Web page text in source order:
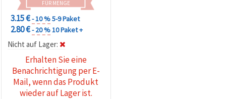
FÜR MENGE
3.15 €- 10 %5-9 Paket
2.80 €- 20 %10 Paket +
Nicht auf Lager:
Erhalten Sie eine
Benachrichtigung per E-
Mail, wenn das Produkt
wieder auf Lager ist.